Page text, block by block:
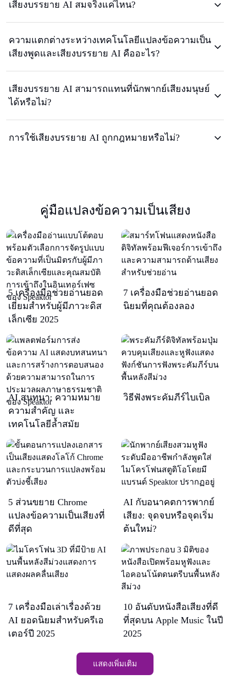
เสียงบรรยาย AI สมจริงแค่ไหน?
ความแตกต่างระหว่างเทคโนโลยีแปลงข้อความเป็น
เสียงพูดและเสียงบรรยาย AI คืออะไร?
เสียงบรรยาย AI สามารถแทนที่นักพากย์เสียงมนุษย์
ได้หรือไม่?
การใช้เสียงบรรยาย AI ถูกกฎหมายหรือไม่?
คู่มือแปลงข้อความเป็นเสียง
5 เครื่องมือช่วยอ่านยอด
เยี่ยมสำหรับผู้มีภาวะดิส
เล็กเซีย 2025
7 เครื่องมือช่วยอ่านยอด
นิยมที่คุณต้องลอง
AI สนทนา: ความหมาย
ความสำคัญ และ
เทคโนโลยีล้ำสมัย
วิธีฟังพระคัมภีร์ไบเบิล
5 ส่วนขยาย Chrome
แปลงข้อความเป็นเสียงที่
ดีที่สุด
AI กับอนาคตการพากย์
เสียง: จุดจบหรือจุดเริ่ม
ต้นใหม่?
7 เครื่องมือเล่าเรื่องด้วย
AI ยอดนิยมสำหรับครีเอ
เตอร์ปี 2025
10 อันดับหนังสือเสียงที่ดี
ที่สุดบน Apple Music ในปี
2025
แสดงเพิ่มเติม